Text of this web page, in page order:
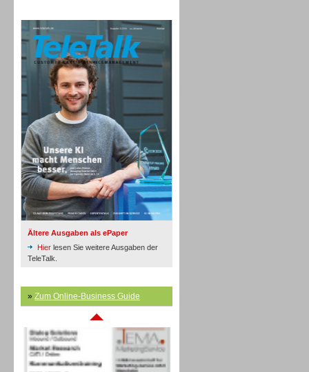
Ältere Ausgaben als ePaper
Hier lesen Sie weitere Ausgaben der
TeleTalk.
» Zum Online-Business Guide
Inbound
Inbound